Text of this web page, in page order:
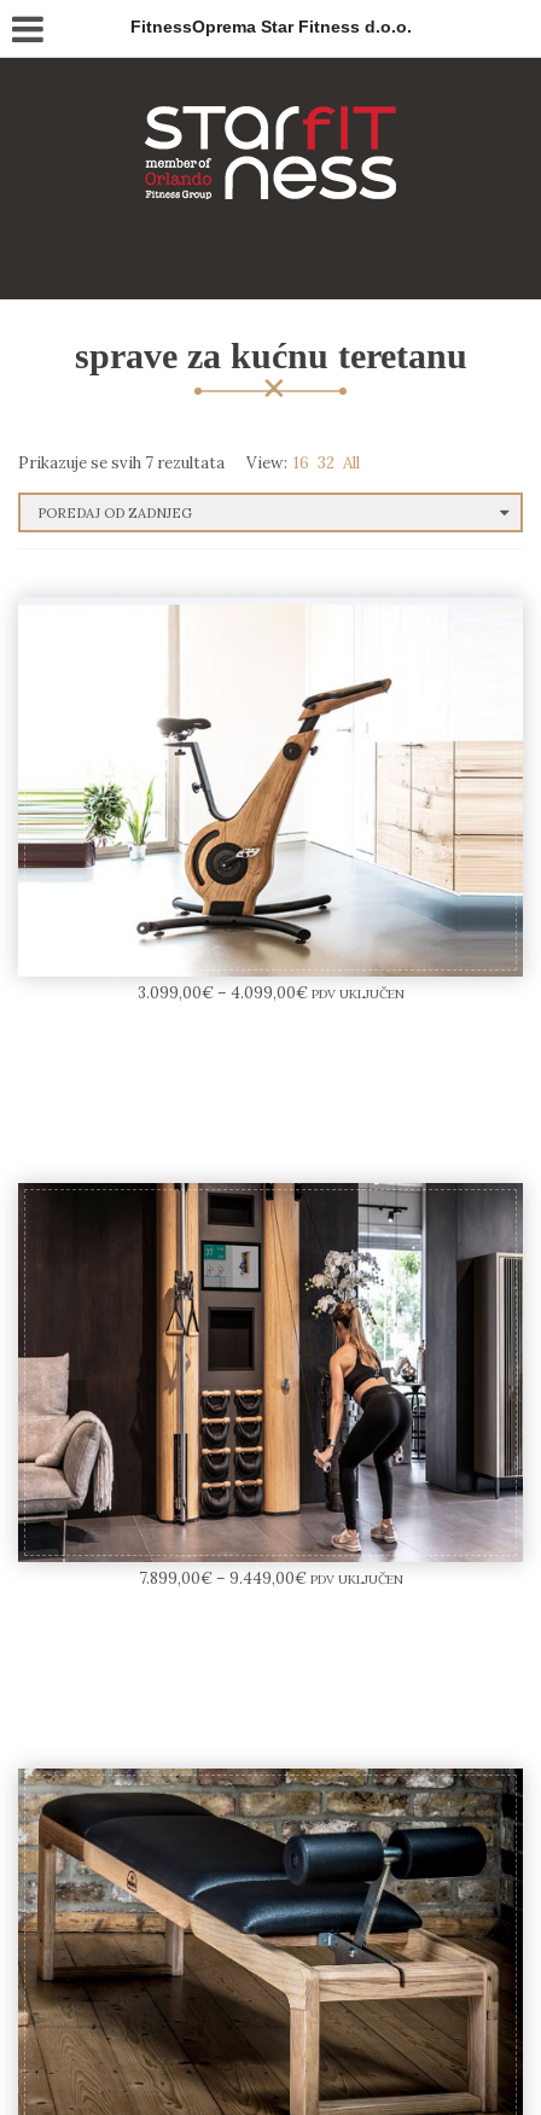
FitnessOprema Star Fitness d.o.o.
sprave za kućnu teretanu
Prikazuje se svih 7 rezultata View: 16 32 All
NOHrD Bike V.2
3.099,00€– 4.099,00€ PDV UKLJUČEN
NOHrD Wall
7.899,00€– 9.449,00€ PDV UKLJUČEN